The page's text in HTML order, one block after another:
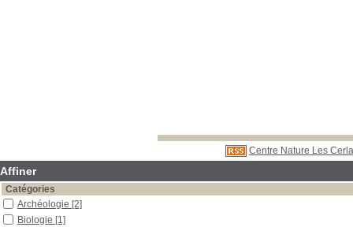
Centre Nature Les
Affiner
Catégories
Archéologie [2]
Biologie [1]